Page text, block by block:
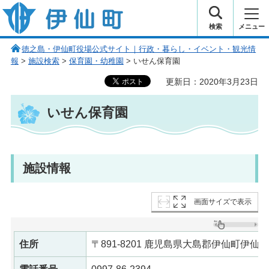
伊仙町 健康・長寿と子宝の町
検索 メニュー
徳之島・伊仙町役場公式サイト｜行政・暮らし・イベント・観光情
報 > 施設検索> 保育園・幼稚園 > いせん保育園
更新日：2020年3月23日
いせん保育園
施設情報
画面サイズで表示
住所 〒891-8201 鹿児島県大島郡伊仙町伊仙